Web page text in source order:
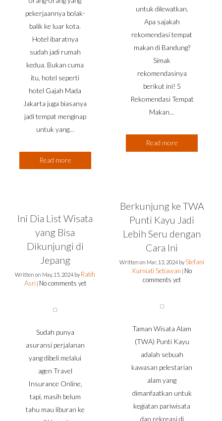
pekerjaannya bolak-
balik ke luar kota.
Hotel ibaratnya
sudah jadi rumah
kedua. Bukan cuma
itu, hotel seperti
hotel Gajah Mada
Jakarta juga biasanya
jadi tempat menginap
untuk yang…
Read more
untuk dilewatkan.
Apa sajakah
rekomendasi tempat
makan di Bandung?
Simak
rekomendasinya
berikut ini! 5
Rekomendasi Tempat
Makan…
Read more
Ini Dia List Wisata
yang Bisa
Dikunjungi di
Jepang
Written on May, 15, 2024 by Ratih
Asri No comments yet
Sudah punya
asuransi perjalanan
yang dibeli melalui
agen Travel
Insurance Online,
tapi, masih belum
tahu mau liburan ke
Berkunjung ke TWA
Punti Kayu Jadi
Lebih Seru dengan
Cara Ini
Written on Mar, 13, 2024 byStefani
Kurniati Setiawan No
comments yet
Taman Wisata Alam
(TWA) Punti Kayu
adalah sebuah
kawasan pelestarian
alam yang
dimanfaatkan untuk
kegiatan pariwisata
dan rekreasi di